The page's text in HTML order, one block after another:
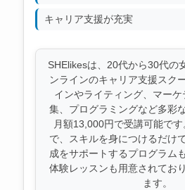
キャリア支援が充実
SHElikesは、20代から30代の
ンラインのキャリア支援スク
インやライティング、マー
集、プログラミングなど多彩
月額13,000円で受講可能で
で、スキルを身につけるだけ
成をサポートするプログラム
体験レッスンも用意されてお
ます。